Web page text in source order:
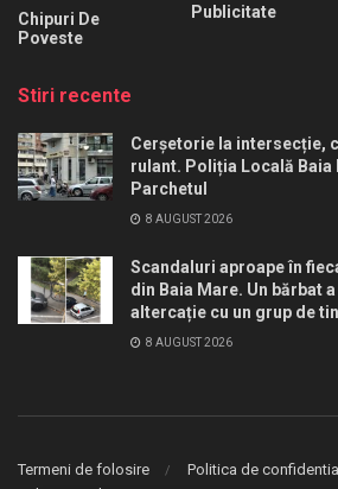
Chipuri De
Poveste
Publicitate
Stiri recente
Cerșetorie la intersecție,
rulant. Poliția Locală Baia
Parchetul
8 AUGUST 2026
Scandaluri aproape în
din Baia Mare. Un bărbat
altercație cu un grup de
8 AUGUST 2026
Termeni de folosire
Politica de